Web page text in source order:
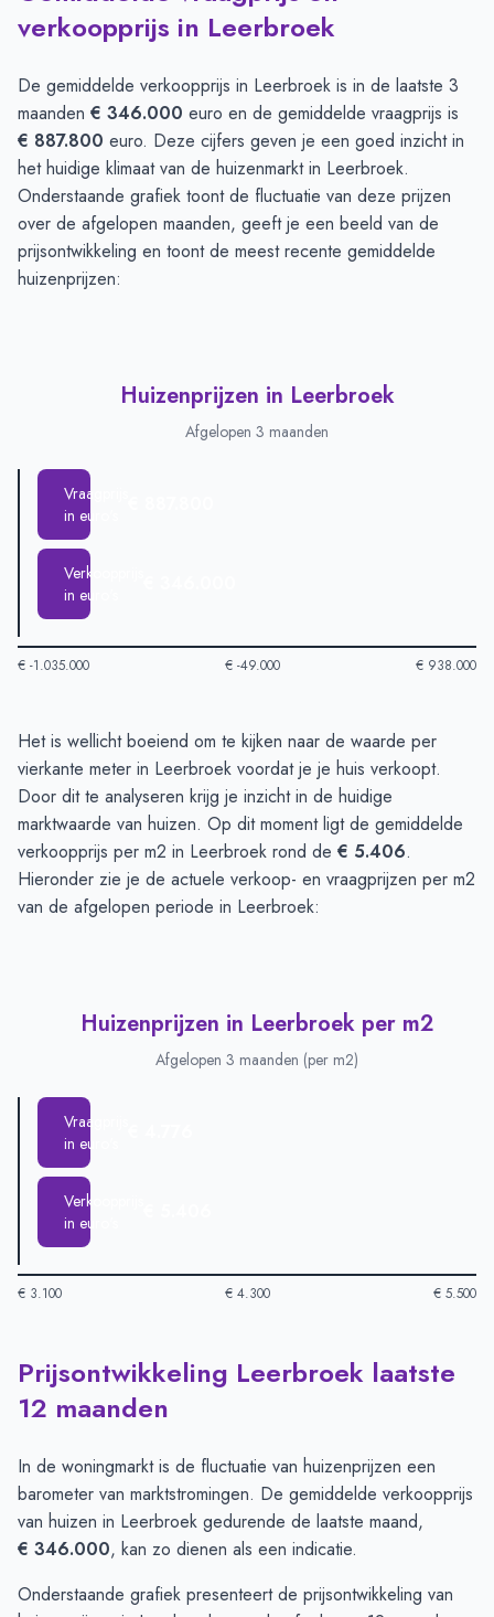
verkoopprijs in Leerbroek
De gemiddelde verkoopprijs in Leerbroek is in de laatste 3
maanden € 346.000 euro en de gemiddelde vraagprijs is
€ 887.800 euro. Deze cijfers geven je een goed inzicht in
het huidige klimaat van de huizenmarkt in Leerbroek.
Onderstaande grafiek toont de fluctuatie van deze prijzen
over de afgelopen maanden, geeft je een beeld van de
prijsontwikkeling en toont de meest recente gemiddelde
huizenprijzen:
Huizenprijzen in Leerbroek
Afgelopen 3 maanden
Vraagprijs
in euro's
Verkoopprijs
in euro's
€ -1.035.000 € -49.000 € 938.000
Huizenprijzen in Leerbroek - Afgelopen 3 maanden
Type
Bedrag
Vraagprijs in euro's
€ 887.800
Verkoopprijs in euro's
€ 346.000
Het is wellicht boeiend om te kijken naar de waarde per
vierkante meter in Leerbroek voordat je je huis verkoopt.
Door dit te analyseren krijg je inzicht in de huidige
marktwaarde van huizen. Op dit moment ligt de gemiddelde
verkoopprijs per m2 in Leerbroek rond de € 5.406.
Hieronder zie je de actuele verkoop- en vraagprijzen per m2
van de afgelopen periode in Leerbroek:
Huizenprijzen in Leerbroek per m2
Afgelopen 3 maanden (per m2)
Vraagprijs
in euro's
Verkoopprijs
in euro's
€ 3.100 € 4.300 € 5.500
Huizenprijzen in Leerbroek per m2-Afgelopen 3 maanden
Type
Vraagprijs in euro's
Verkoopprijs in euro's
Prijsontwikkeling Leerbroek laatste
12 maanden
In de woningmarkt is de fluctuatie van huizenprijzen een
barometer van marktstromingen. De gemiddelde verkoopprijs
van huizen in Leerbroek gedurende de laatste maand,
€ 346.000, kan zo dienen als een indicatie.
Onderstaande grafiek presenteert de prijsontwikkeling van